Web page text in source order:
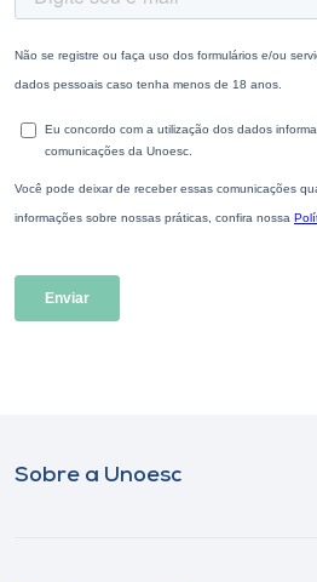
Sobre a Unoesc